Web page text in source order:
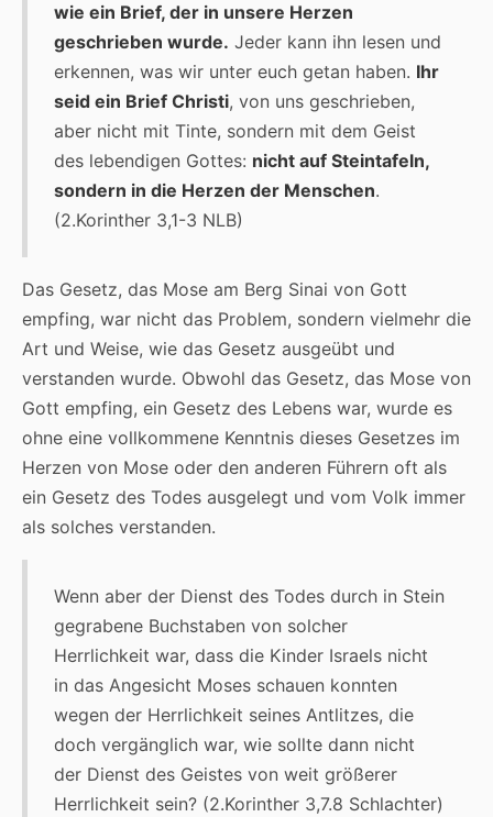
wie ein Brief, der in unsere Herzen
geschrieben wurde. Jeder kann ihn lesen und
erkennen, was wir unter euch getan haben. Ihr
seid ein Brief Christi, von uns geschrieben,
aber nicht mit Tinte, sondern mit dem Geist
des lebendigen Gottes: nicht auf Steintafeln,
sondern in die Herzen der Menschen.
(2.Korinther 3,1-3 NLB)
Das Gesetz, das Mose am Berg Sinai von Gott
empfing, war nicht das Problem, sondern vielmehr die
Art und Weise, wie das Gesetz ausgeübt und
verstanden wurde. Obwohl das Gesetz, das Mose von
Gott empfing, ein Gesetz des Lebens war, wurde es
ohne eine vollkommene Kenntnis dieses Gesetzes im
Herzen von Mose oder den anderen Führern oft als
ein Gesetz des Todes ausgelegt und vom Volk immer
als solches verstanden.
Wenn aber der Dienst des Todes durch in Stein
gegrabene Buchstaben von solcher
Herrlichkeit war, dass die Kinder Israels nicht
in das Angesicht Moses schauen konnten
wegen der Herrlichkeit seines Antlitzes, die
doch vergänglich war, wie sollte dann nicht
der Dienst des Geistes von weit größerer
Herrlichkeit sein? (2.Korinther 3,7.8 Schlachter)